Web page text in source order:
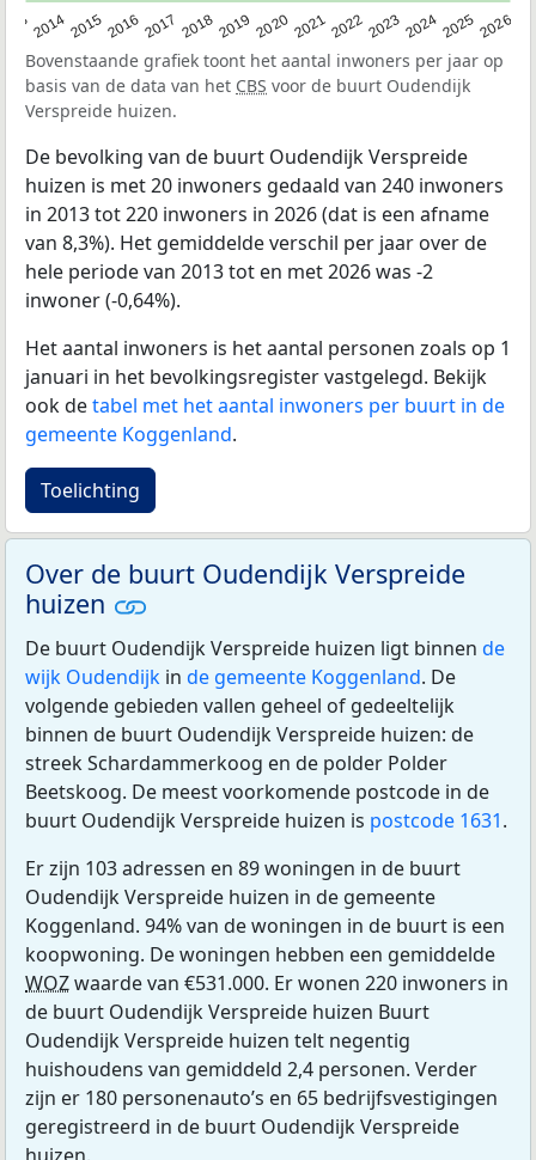
2014201520162017 20182019 2020202120222023202420252026
Bovenstaande grafiek toont het aantal inwoners per jaar op
basis van de data van het CBS voor de buurt Oudendijk
Verspreide huizen.
De bevolking van de buurt Oudendijk Verspreide
huizen is met 20 inwoners gedaald van 240 inwoners
in 2013 tot 220 inwoners in 2026 (dat is een afname
van 8,3%). Het gemiddelde verschil per jaar over de
hele periode van 2013 tot en met 2026 was -2
inwoner (-0,64%).
Het aantal inwoners is het aantal personen zoals op 1
januari in het bevolkingsregister vastgelegd. Bekijk
ook detabel met het aantal inwoners per buurt in de
gemeente Koggenland.
Toelichting
Over de buurt Oudendijk Verspreide
huizen
De buurt Oudendijk Verspreide huizen ligt binnen de
wijk Oudendijk in de gemeente Koggenland. De
volgende gebieden vallen geheel of gedeeltelijk
binnen de buurt Oudendijk Verspreide huizen: de
streek Schardammerkoog en de polder Polder
Beetskoog. De meest voorkomende postcode in de
buurt Oudendijk Verspreide huizen is postcode 1631.
Er zijn 103 adressen en 89 woningen in de buurt
Oudendijk Verspreide huizen in de gemeente
Koggenland. 94% van de woningen in de buurt is een
koopwoning. De woningen hebben een gemiddelde
WOZwaarde van €531.000. Er wonen 220 inwoners in
de buurt Oudendijk Verspreide huizen Buurt
Oudendijk Verspreide huizen telt negentig
huishoudens van gemiddeld 2,4 personen. Verder
zijn er 180 personenauto’s en 65 bedrijfsvestigingen
geregistreerd in de buurt Oudendijk Verspreide